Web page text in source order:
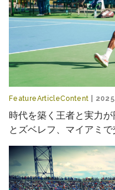
FeatureArticleContent |
時代を築く王者と実力
とズベレフ、マイアミ